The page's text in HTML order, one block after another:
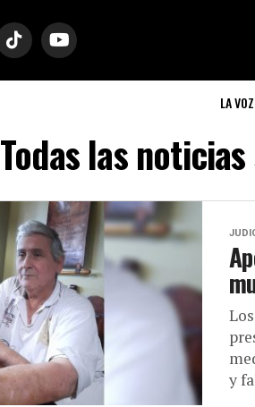
LA
Todas las
y